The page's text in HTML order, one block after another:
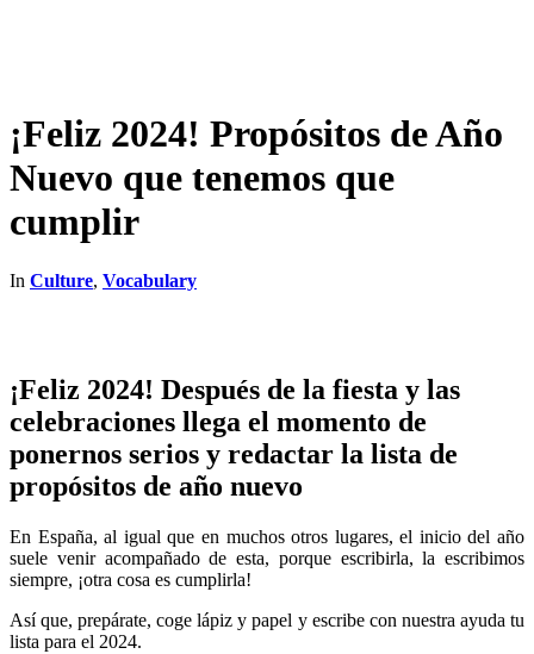
¡Feliz 2024! Propósitos de Año
Nuevo que tenemos que
cumplir
In Culture, Vocabulary
¡Feliz 2024! Después de la fiesta y las
celebraciones llega el momento de
ponernos serios y redactar la lista de
propósitos de año nuevo
En España, al igual que en muchos otros lugares, el inicio del año
suele venir acompañado de esta, porque escribirla, la escribimos
siempre, ¡otra cosa es cumplirla!
Así que, prepárate, coge lápiz y papel y escribe con nuestra ayuda tu
lista para el 2024.